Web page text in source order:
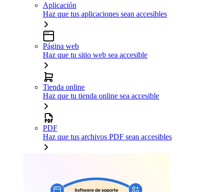
Aplicación
Haz que tus aplicaciones sean accesibles
Página web
Haz que tu sitio web sea accesible
Tienda online
Haz que tu tienda online sea accesible
PDF
Haz que tus archivos PDF sean accesibles